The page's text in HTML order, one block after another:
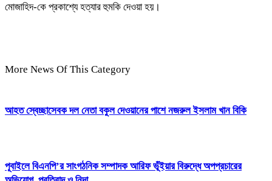
মোজাহিদ-কে প্রকাশ্যে হত্যার হুমকি দেওয়া হয়।
More News Of This Category
আহত স্বেচ্ছাসেবক দল নেতা বকুল দেওয়ানের পাশে নজরুল ইসলাম খান বিকি
পূবাইলে বিএনপি’র সাংগঠনিক সম্পাদক আরিফ ভূঁইয়ার বিরুদ্ধে অপপ্রচারের